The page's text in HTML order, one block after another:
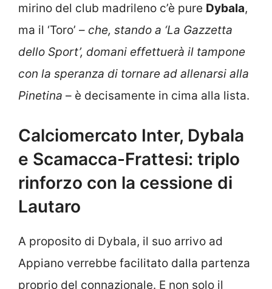
mirino del club madrileno c’è pure Dybala,
ma il ‘Toro’ – che, stando a ‘La Gazzetta
dello Sport’, domani effettuerà il tampone
con la speranza di tornare ad allenarsi alla
Pinetina – è decisamente in cima alla lista.
Calciomercato Inter, Dybala
e Scamacca-Frattesi: triplo
rinforzo con la cessione di
Lautaro
A proposito di Dybala, il suo arrivo ad
Appiano verrebbe facilitato dalla partenza
proprio del connazionale. E non solo il